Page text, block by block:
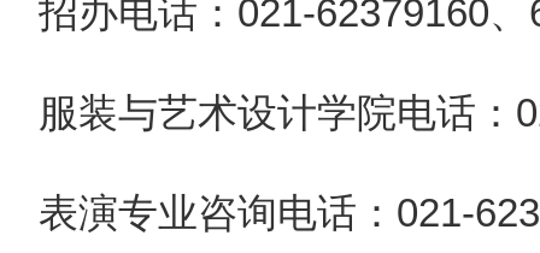
招办电话：021-62379160、
服装与艺术设计学院电话：
表演专业咨询电话：021-